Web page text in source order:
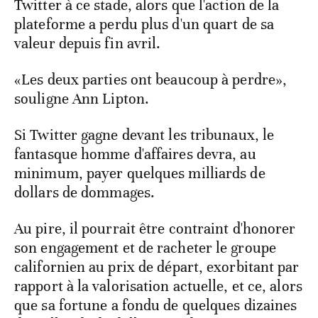
Twitter à ce stade, alors que l'action de la
plateforme a perdu plus d'un quart de sa
valeur depuis fin avril.
«Les deux parties ont beaucoup à perdre»,
souligne Ann Lipton.
Si Twitter gagne devant les tribunaux, le
fantasque homme d'affaires devra, au
minimum, payer quelques milliards de
dollars de dommages.
Au pire, il pourrait être contraint d'honorer
son engagement et de racheter le groupe
californien au prix de départ, exorbitant par
rapport à la valorisation actuelle, et ce, alors
que sa fortune a fondu de quelques dizaines